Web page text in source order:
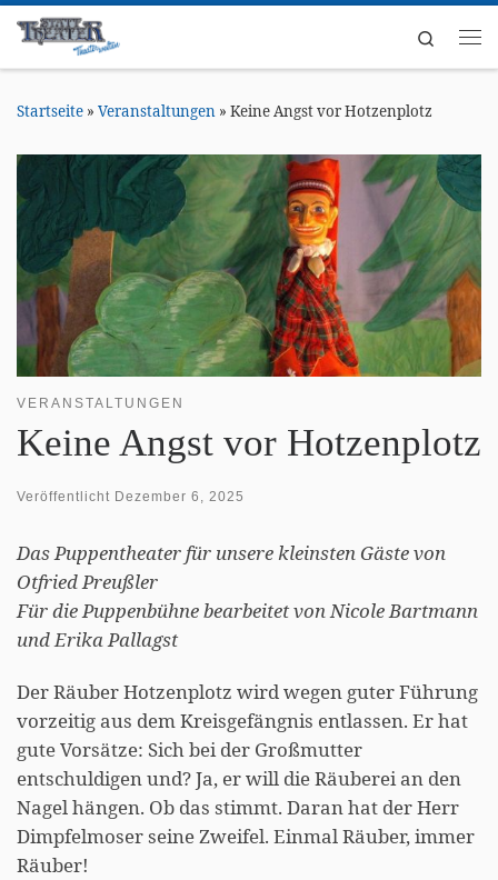
Zum Inhalt springen
Search
Startseite » Veranstaltungen » Keine Angst vor Hotzenplotz
VERANSTALTUNGEN
Keine Angst vor Hotzenplotz
Veröffentlicht Dezember 6, 2025
Das Puppentheater für unsere kleinsten Gäste von
Otfried Preußler
Für die Puppenbühne bearbeitet von Nicole Bartmann
und Erika Pallagst
Der Räuber Hotzenplotz wird wegen guter Führung
vorzeitig aus dem Kreisgefängnis entlassen. Er hat
gute Vorsätze: Sich bei der Großmutter
entschuldigen und? Ja, er will die Räuberei an den
Nagel hängen. Ob das stimmt. Daran hat der Herr
Dimpfelmoser seine Zweifel. Einmal Räuber, immer
Räuber!